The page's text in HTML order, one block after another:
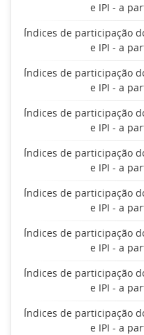
e IPI - a
Índices de participação
e IPI - a
Índices de participação
e IPI - a
Índices de participação
e IPI - a
Índices de participação
e IPI - a
Índices de participação
e IPI - a
Índices de participação
e IPI - a
Índices de participação
e IPI - a
Índices de participação
e IPI - a